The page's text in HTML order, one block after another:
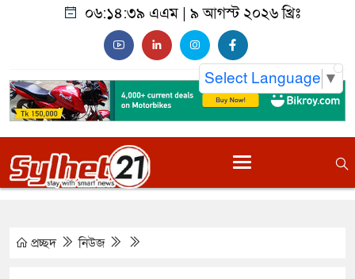
০৬:১৪:৪০ এএম| ৯ আগস্ট ২০২৬ খ্রিঃ
Select Language ▼
প্রচ্ছদ নিউজ